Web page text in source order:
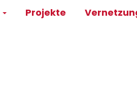
Projekte